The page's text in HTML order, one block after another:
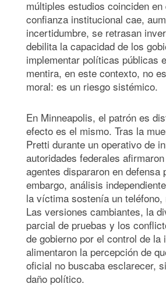
múltiples estudios coinciden en
confianza institucional cae,
incertidumbre, se retrasan
debilita la capacidad de los
implementar políticas públicas
mentira, en este contexto, no
moral: es un riesgo sistémico.
En Minneapolis, el patrón es
efecto es el mismo. Tras la
Pretti durante un operativo de
autoridades federales
agentes dispararon en defensa
embargo, análisis
la víctima sostenía un teléfono,
Las versiones cambiantes, la
parcial de pruebas y los
de gobierno por el control de la
alimentaron la percepción de
oficial no buscaba esclarecer,
daño político.